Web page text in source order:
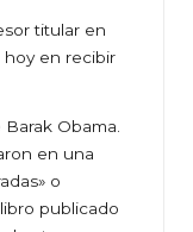
titular en
hoy en recibir
Obama.
en una
o
publicado